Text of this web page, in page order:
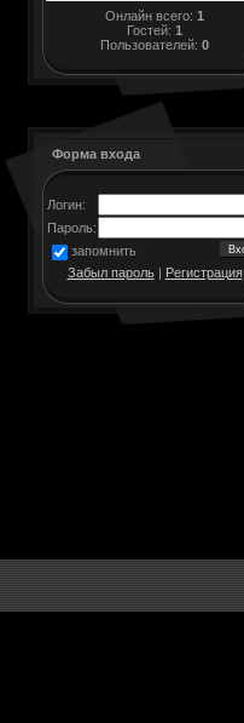
Онлайн всего: 1
Гостей: 1
Пользователей: 0
Форма входа
Логин:
Пароль:
запомнить
Забыл пароль| Регистрация